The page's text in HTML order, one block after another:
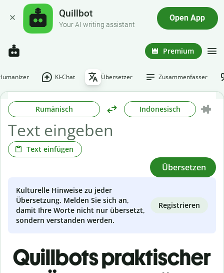
Quillbot
Your AI writing assistant
Open App
Premium
KI-Chat Übersetzer Zusammenfasser
Rumänisch Indonesisch
Text einfügen
Übersetzen
Kulturelle Hinweise zu jeder
Übersetzung. Melden Sie sich an,
damit Ihre Worte nicht nur übersetzt,
sondern verstanden werden.
Registrieren
Quillbots praktischer